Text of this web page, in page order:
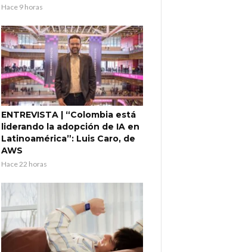
Hace 9 horas
ENTREVISTA | “Colombia está
liderando la adopción de IA en
Latinoamérica”: Luis Caro, de
AWS
Hace 22 horas